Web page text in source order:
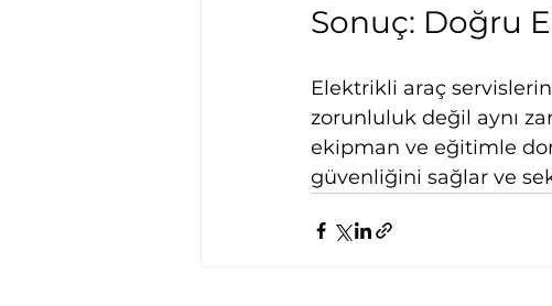
Sonuç: Doğru
Elektrikli araç
zorunluluk değil aynı
ekipman ve eğitimle
güvenliğini sağlar ve